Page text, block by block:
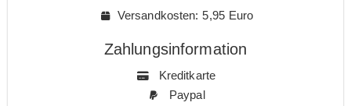
Versandkosten: 5,95 Euro
Zahlungsinformation
Kreditkarte
Paypal